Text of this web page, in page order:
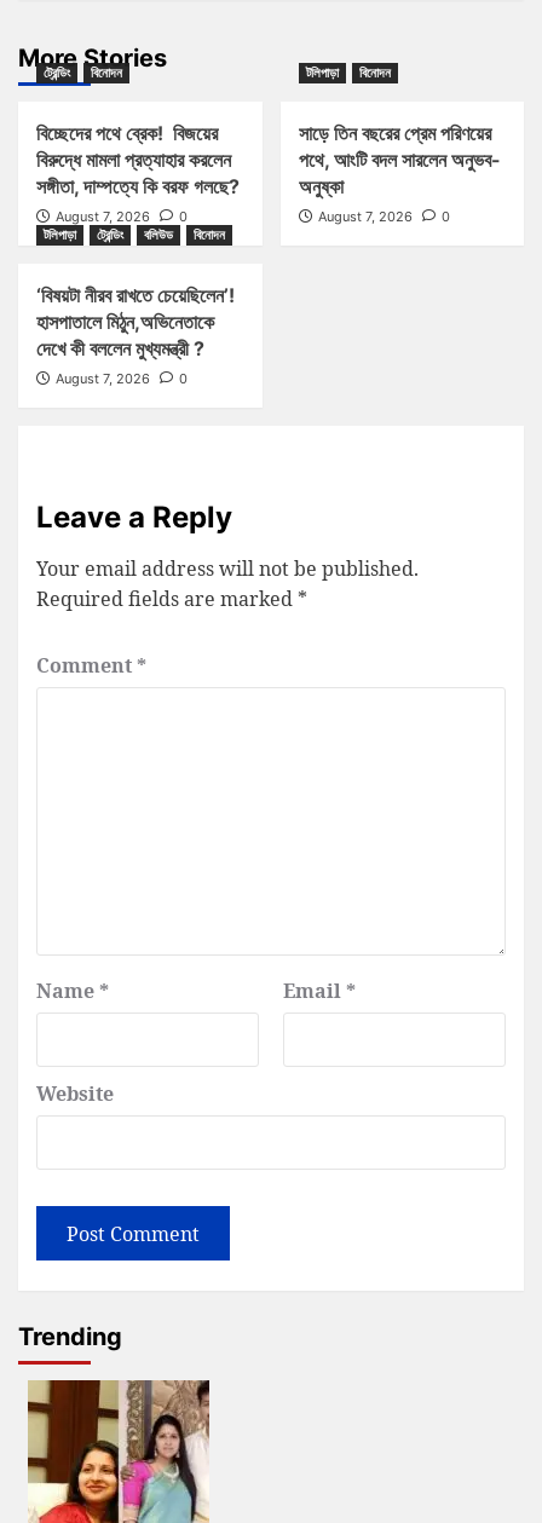
More Stories
ট্রেন্ডিং বিনোদন
বিচ্ছেদের পথে ব্রেক! বিজয়ের
বিরুদ্ধে মামলা প্রত্যাহার করলেন
সঙ্গীতা, দাম্পত্যে কি বরফ গলছে?
August 7, 2026 0
টলিপাড়া বিনোদন
সাড়ে তিন বছরের প্রেম পরিণয়ের
পথে, আংটি বদল সারলেন অনুভব-
অনুষ্কা
August 7, 2026
0
টলিপাড়া
ট্রেন্ডিং বলিউড বিনোদন
‘বিষয়টা নীরব রাখতে চেয়েছিলেন’!
হাসপাতালে মিঠুন,অভিনেতাকে
দেখে কী বললেন মুখ্যমন্ত্রী ?
August 7, 2026 0
Leave a Reply
Your email address will not be published.
Required fields are marked *
Comment *
Name * Email *
Website
Trending